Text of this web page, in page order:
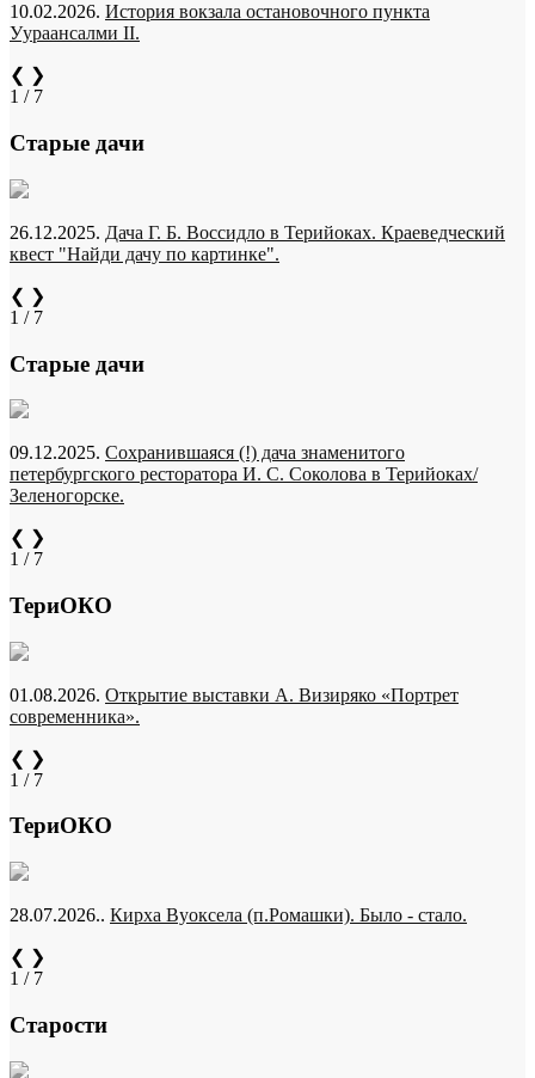
10.02.2026. История вокзала остановочного пункта
Уураансалми II.
❮ ❯
1 / 7
Старые дачи
26.12.2025. Дача Г. Б. Воссидло в Терийоках. Краеведческий
квест "Найди дачу по картинке".
❮ ❯
1 / 7
Старые дачи
09.12.2025. Сохранившаяся (!) дача знаменитого
петербургского ресторатора И. С. Соколова в Терийоках/
Зеленогорске.
❮ ❯
1 / 7
ТериОКО
01.08.2026. Открытие выставки А. Визиряко «Портрет
современника».
❮ ❯
1 / 7
ТериОКО
28.07.2026.. Кирха Вуоксела (п.Ромашки). Было - стало.
❮ ❯
1 / 7
Старости